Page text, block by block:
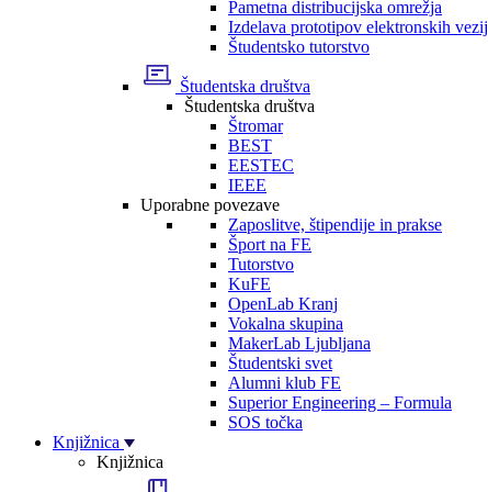
Pametna distribucijska omrežja
Izdelava prototipov elektronskih vezij
Študentsko tutorstvo
Študentska društva
Študentska društva
Štromar
BEST
EESTEC
IEEE
Uporabne povezave
Zaposlitve, štipendije in prakse
Šport na FE
Tutorstvo
KuFE
OpenLab Kranj
Vokalna skupina
MakerLab Ljubljana
Študentski svet
Alumni klub FE
Superior Engineering – Formula
SOS točka
Knjižnica
Knjižnica